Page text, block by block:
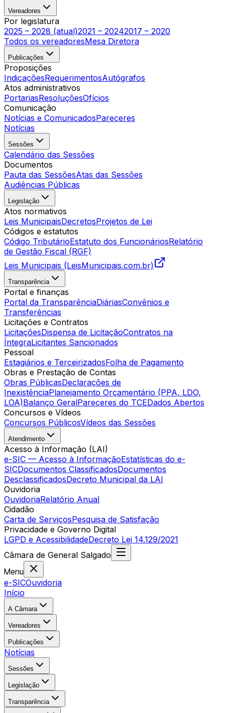
Vereadores
Por legislatura
2025 – 2028 (atual)2021 – 20242017 – 2020
Todos os vereadoresMesa Diretora
Publicações
Proposições
IndicaçõesRequerimentosAutógrafos
Atos administrativos
PortariasResoluçõesOfícios
Comunicação
Notícias e ComunicadosPareceres
Notícias
Sessões
Calendário das Sessões
Documentos
Pauta das SessõesAtas das Sessões
Audiências Públicas
Legislação
Atos normativos
Leis MunicipaisDecretosProjetos de Lei
Códigos e estatutos
Código TributárioEstatuto dos FuncionáriosRelatório
de Gestão Fiscal (RGF)
Leis Municipais (LeisMunicipais.com.br)
Transparência
Portal e finanças
Portal da TransparênciaDiáriasConvênios e
Transferências
Licitações e Contratos
LicitaçõesDispensa de LicitaçãoContratos na
ÍntegraLicitantes Sancionados
Pessoal
Estagiários e TerceirizadosFolha de Pagamento
Obras e Prestação de Contas
Obras PúblicasDeclarações de
InexistênciaPlanejamento Orçamentário (PPA, LDO,
LOA)Balanço GeralPareceres do TCEDados Abertos
Concursos e Vídeos
Concursos PúblicosVídeos das Sessões
Atendimento
Acesso à Informação (LAI)
e-SIC — Acesso à InformaçãoEstatísticas do e-
SICDocumentos ClassificadosDocumentos
DesclassificadosDecreto Municipal da LAI
Ouvidoria
OuvidoriaRelatório Anual
Cidadão
Carta de ServiçosPesquisa de Satisfação
Privacidade e Governo Digital
LGPD e AcessibilidadeDecreto Lei 14.129/2021
Câmara de General Salgado
Menu
e-SICOuvidoria
Início
A Câmara
Vereadores
Publicações
Notícias
Sessões
Legislação
Transparência